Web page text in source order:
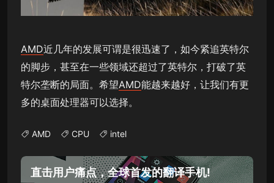
AMD近几年的发展可谓是很迅速了，如今紧追英特尔
的脚步，甚至在一些领域还超过了英特尔，打破了英
特尔垄断的局面。希望AMD能越来越好，让我们有更
多的桌面处理器可以选择。
AMD CPU intel
直击用户痛点，全球首发的翻译手机!